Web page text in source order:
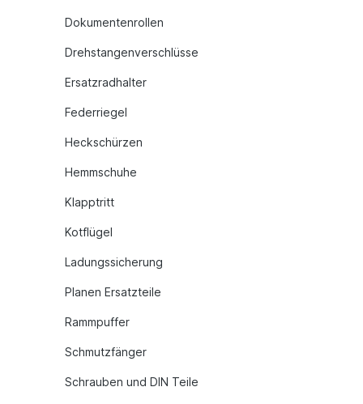
Dokumentenrollen
Drehstangenverschlüsse
Ersatzradhalter
Federriegel
Heckschürzen
Hemmschuhe
Klapptritt
Kotflügel
Ladungssicherung
Planen Ersatzteile
Rammpuffer
Schmutzfänger
Schrauben und DIN Teile